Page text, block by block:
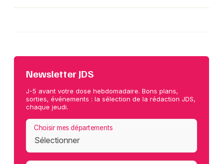
Newsletter JDS
J-5 avant votre dose hebdomadaire. Bons plans,
sorties, événements : la sélection de la rédaction JDS,
chaque jeudi.
Choisir mes départements